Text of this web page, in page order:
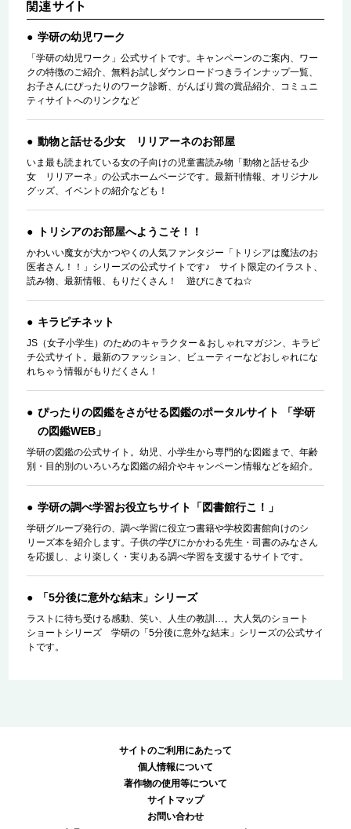
学研の幼児ワーク
「学研の幼児ワーク」公式サイトです。キャンペーンのご案内、ワー
クの特徴のご紹介、無料お試しダウンロードつきラインナップ一覧、
お子さんにぴったりのワーク診断、がんばり賞の賞品紹介、コミュニ
ティサイトへのリンクなど
動物と話せる少女 リリアーネのお部屋
いま最も読まれている女の子向けの児童書読み物「動物と話せる少
女 リリアーネ」の公式ホームページです。最新刊情報、オリジナル
グッズ、イベントの紹介なども！
トリシアのお部屋へようこそ！！
かわいい魔女が大かつやくの人気ファンタジー「トリシアは魔法のお
医者さん！！」シリーズの公式サイトです♪ サイト限定のイラスト、
読み物、最新情報、もりだくさん！ 遊びにきてね☆
キラピチネット
JS（女子小学生）のためのキャラクター＆おしゃれマガジン、キラピ
チ公式サイト。最新のファッション、ビューティーなどおしゃれにな
れちゃう情報がもりだくさん！
ぴったりの図鑑をさがせる図鑑のポータルサイト 「学研
の図鑑WEB」
学研の図鑑の公式サイト。幼児、小学生から専門的な図鑑まで、年齢
別・目的別のいろいろな図鑑の紹介やキャンペーン情報などを紹介。
学研の調べ学習お役立ちサイト「図書館行こ！」
学研グループ発行の、調べ学習に役立つ書籍や学校図書館向けのシ
リーズ本を紹介します。子供の学びにかかわる先生・司書のみなさん
を応援し、より楽しく・実りある調べ学習を支援するサイトです。
「5分後に意外な結末」シリーズ
ラストに待ち受ける感動、笑い、人生の教訓…。大人気のショート
ショートシリーズ 学研の「5分後に意外な結末」シリーズの公式サイ
トです。
サイトのご利用にあたって
個人情報について
著作物の使用等について
サイトマップ
お問い合わせ